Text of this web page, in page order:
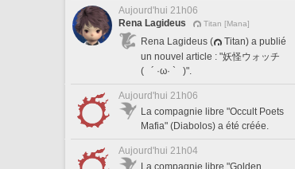
Aujourd'hui 21h06
Rena Lagideus
Titan [Mana]
Rena Lagideus (
Titan) a publié
un nouvel article : "妖怪ウォッチ
( ´ ·ω· ` )".
Aujourd'hui 21h06
La compagnie libre "Occult Poets
Mafia" (Diabolos) a été créée.
Aujourd'hui 21h04
La compagnie libre "Golden